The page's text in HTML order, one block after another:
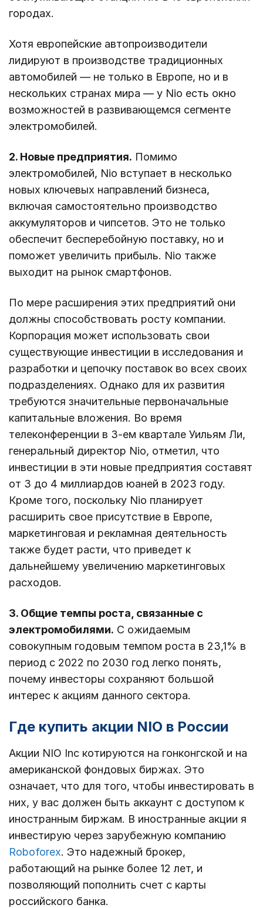
городах.
Хотя европейские автопроизводители
лидируют в производстве традиционных
автомобилей — не только в Европе, но и в
нескольких странах мира — у Nio есть окно
возможностей в развивающемся сегменте
электромобилей.
2. Новые предприятия. Помимо
электромобилей, Nio вступает в несколько
новых ключевых направлений бизнеса,
включая самостоятельно производство
аккумуляторов и чипсетов. Это не только
обеспечит бесперебойную поставку, но и
поможет увеличить прибыль. Nio также
выходит на рынок смартфонов.
По мере расширения этих предприятий они
должны способствовать росту компании.
Корпорация может использовать свои
существующие инвестиции в исследования и
разработки и цепочку поставок во всех своих
подразделениях. Однако для их развития
требуются значительные первоначальные
капитальные вложения. Во время
телеконференции в 3-ем квартале Уильям Ли,
генеральный директор Nio, отметил, что
инвестиции в эти новые предприятия составят
от 3 до 4 миллиардов юаней в 2023 году.
Кроме того, поскольку Nio планирует
расширить свое присутствие в Европе,
маркетинговая и рекламная деятельность
также будет расти, что приведет к
дальнейшему увеличению маркетинговых
расходов.
3. Общие темпы роста, связанные с
электромобилями. С ожидаемым
совокупным годовым темпом роста в 23,1% в
период с 2022 по 2030 год легко понять,
почему инвесторы сохраняют большой
интерес к акциям данного сектора.
Где купить акции NIO в России
Акции NIO Inc котируются на гонконгской и на
американской фондовых биржах. Это
означает, что для того, чтобы инвестировать в
них, у вас должен быть аккаунт с доступом к
иностранным биржам. В иностранные акции я
инвестирую через зарубежную компанию
Roboforex. Это надежный брокер,
работающий на рынке более 12 лет, и
позволяющий пополнить счет с карты
российского банка.